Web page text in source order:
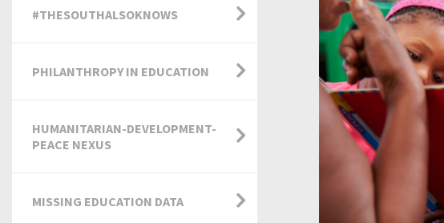
#THESOUTHALSOKNOWS
PHILANTHROPY IN EDUCATION
HUMANITARIAN-DEVELOPMENT-
PEACE NEXUS
MISSING EDUCATION DATA